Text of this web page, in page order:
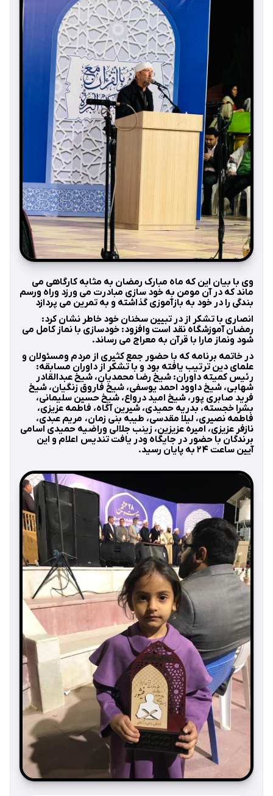
وی با بیان این که ماه مبارک رمضان به مثابه کارگاهی می
ماند که در آن مومن به خود سازی مبادرت می ورزد وراه ورسم
بندگی را در خود به بازآموزی گذاشته و به تمرین می پردازد
انصاری با تشکر از در تبیین سخنان خود خاطر نشان کرد:
رمضان آموزشگاه نقد است وافزود: خودسازی با نماز کامل می
شود ونماز مارا با قرآن به معراج می رساند.
در خاتمه برنامه که با حضور جمع کثیری از مردم ومسئولان و
علمای دین ترتیب یافته بود و با تشکر از داوران مسابقه:
رئیس کمیته داوران: شیخ رضا محمدیان، شیخ عبدالقادر
شهابی، شیخ داوود احمد یوسفی، شیخ فاروق زنگیان، شیخ
فرید صابری پور، شیخ امید درواع، شیخ حسین سلیمانی،
بشرا خجسته، بدریه حمیدی، شیرین آگاه، فاطمه عزیزی،
فاطمه نصیری، لیلا مقدسی، طیبه بنی زمان، مریم عبدی،
نازفر عزیزی، امیره عزیزین، زینب جلالی وراضیه حمیدی اسامی
برندگان با حضور در جایگاه ودر یافت تندیس اعلام و این
آیین ساعت ۲۴ به پایان رسید.